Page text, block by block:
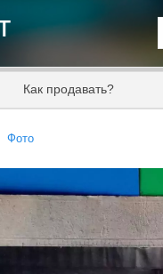
Как продавать?
Фото